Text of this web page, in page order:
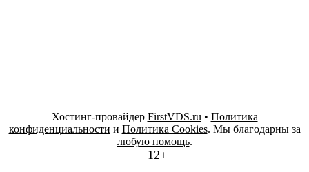
Хостинг-провайдер FirstVDS.ru • Политика
конфиденциальности и Политика Cookies. Мы благодарны за
любую помощь.
12+